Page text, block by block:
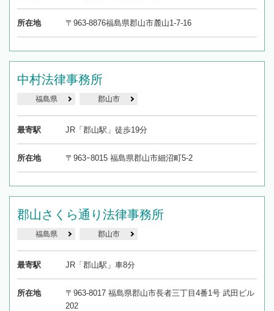
所在地 〒963-8876福島県郡山市麓山1-7-16
中村法律事務所
福島県 郡山市
最寄駅 JR「郡山駅」徒歩19分
所在地 〒963ｰ8015 福島県郡山市細沼町5-2
郡山さくら通り法律事務所
福島県 郡山市
最寄駅 JR「郡山駅」車8分
所在地
〒963-8017 福島県郡山市長者三丁目4番1号 武田ビル
202